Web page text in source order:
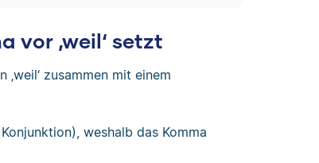
vor ‚weil‘ setzt
‚weil‘ zusammen mit einem
weshalb das Komma